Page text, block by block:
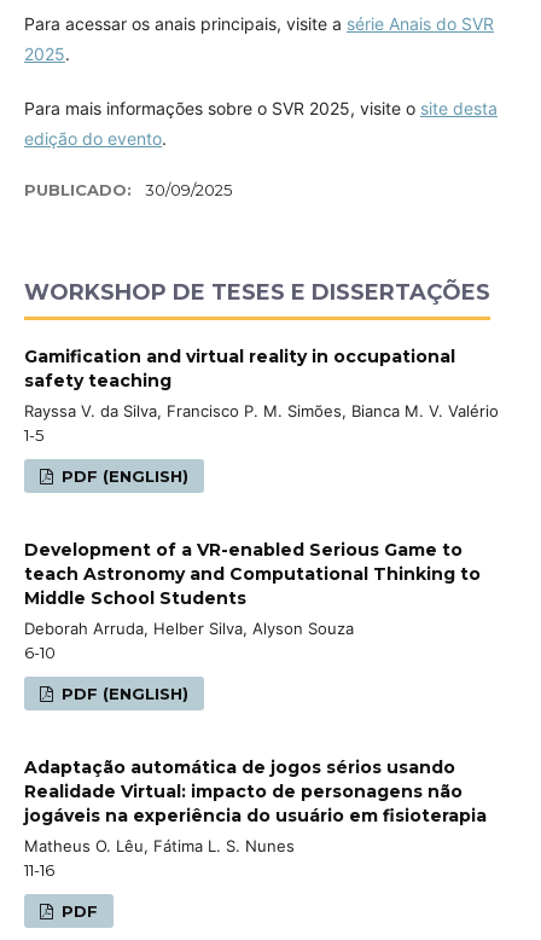
Para acessar os anais principais, visite a série Anais do SVR
2025.
Para mais informações sobre o SVR 2025, visite o site desta
edição do evento.
PUBLICADO: 30/09/2025
WORKSHOP DE TESES E DISSERTAÇÕES
Gamification and virtual reality in occupational
safety teaching
Rayssa V. da Silva, Francisco P. M. Simões, Bianca M. V. Valério
1-5
PDF (ENGLISH)
Development of a VR-enabled Serious Game to
teach Astronomy and Computational Thinking to
Middle School Students
Deborah Arruda, Helber Silva, Alyson Souza
6-10
PDF (ENGLISH)
Adaptação automática de jogos sérios usando
Realidade Virtual: impacto de personagens não
jogáveis na experiência do usuário em fisioterapia
Matheus O. Lêu, Fátima L. S. Nunes
11-16
PDF